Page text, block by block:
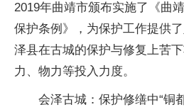
2019年曲靖市颁布实施了《曲
保护条例》，为保护工作提供
泽县在古城的保护与修复上苦
力、物力等投入力度。
会泽古城：保护修缮中“铜